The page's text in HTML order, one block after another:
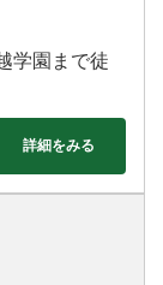
学園まで徒
詳細をみる